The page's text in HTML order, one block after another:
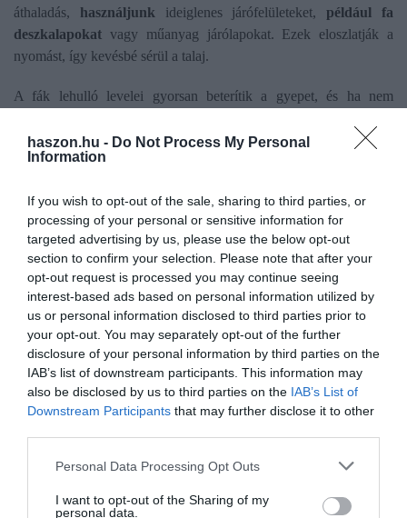
haszon.hu - Do Not Process My Personal
Information
If you wish to opt-out of the sale, sharing to third parties, or
processing of your personal or sensitive information for
targeted advertising by us, please use the below opt-out
section to confirm your selection. Please note that after your
opt-out request is processed you may continue seeing
interest-based ads based on personal information utilized by
us or personal information disclosed to third parties prior to
your opt-out. You may separately opt-out of the further
disclosure of your personal information by third parties on the
IAB’s list of downstream participants. This information may
also be disclosed by us to third parties on the IAB’s List of
Downstream Participants that may further disclose it to other
Please note that this website/app uses one or more Google
not limited to your visit or usage behaviour. You may click to
Personal Data Processing Opt Outs
I want to opt-out of the Sharing of my
personal data.
áthaladás, használjunk ideiglenes járófelületeket,például fa
deszkalapokat vagy műanyag járólapokat. Ezek eloszlatják a
nyomást, így kevésbé sérül a talaj.
A fák lehulló levelei gyorsan beterítik a gyepet, és ha nem
Ne próbáljuk meg a jeget feltörni
tavasszal csúnya, kopár foltokban jelentkezhetnek. Gépi munkát
se végezzünk a gyepen, hagyjuk nyugalomban.
Olvasd el ezt is!
Ezek a leghatásosabb immunerősítő gyógynövények
télen
Ezeket a növényeket télen is öntözni kell
Így óvd meg a fügédet a fagyoktól